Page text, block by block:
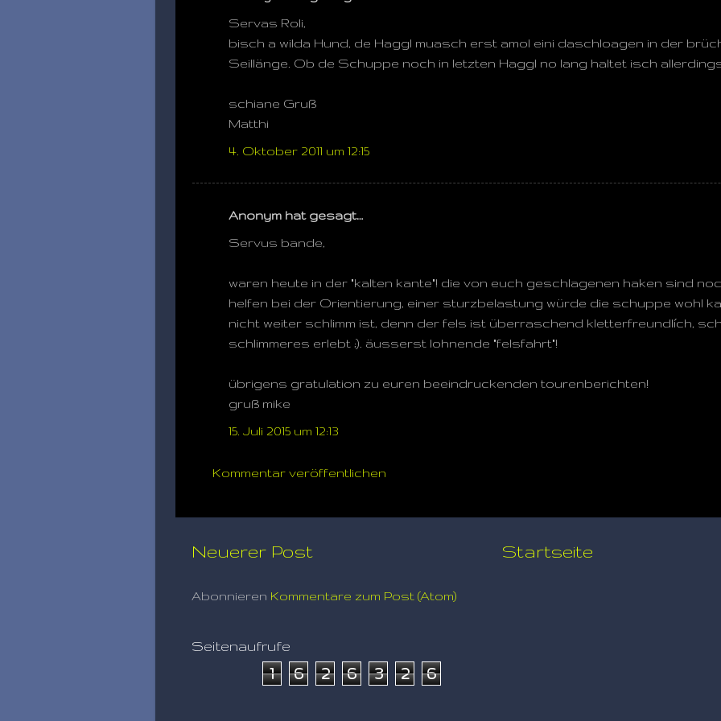
Servas Roli,
bisch a wilda Hund, de Haggl muasch erst amol eini daschloagen in der
Seillänge. Ob de Schuppe noch in letzten Haggl no lang haltet isch
schiane Gruß
Matthi
4. Oktober 2011 um 12:15
Anonym hat gesagt…
Servus bande,
waren heute in der "kalten kante"! die von euch geschlagenen haken sind
helfen bei der Orientierung, einer sturzbelastung würde die schuppe wohl
nicht weiter schlimm ist, denn der fels ist überraschend kletterfreundlích,
schlimmeres erlebt ;). äusserst lohnende "felsfahrt"!
übrigens gratulation zu euren beeindruckenden tourenberichten!
gruß mike
15. Juli 2015 um 12:13
Kommentar veröffentlichen
Neuerer Post Startseite
Abonnieren Kommentare zum Post (Atom)
Seitenaufrufe
1 6 2 6 3 2 6